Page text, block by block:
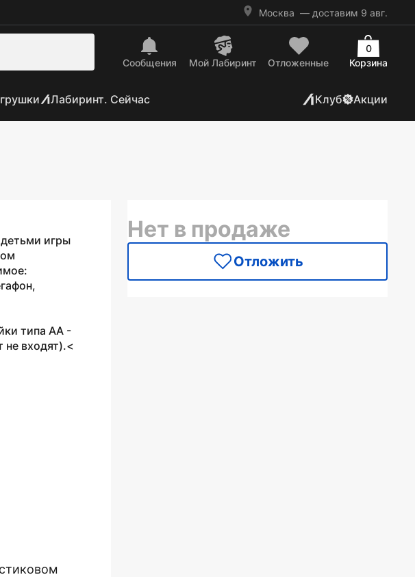
Москва — доставим 9 авг.
Сообщения Mой Лабиринт Отложенные Корзина
0
Лабиринт. Сейчас Клуб Акции
игры
типа АА -
входят).<
Нет в продаже
Отложить